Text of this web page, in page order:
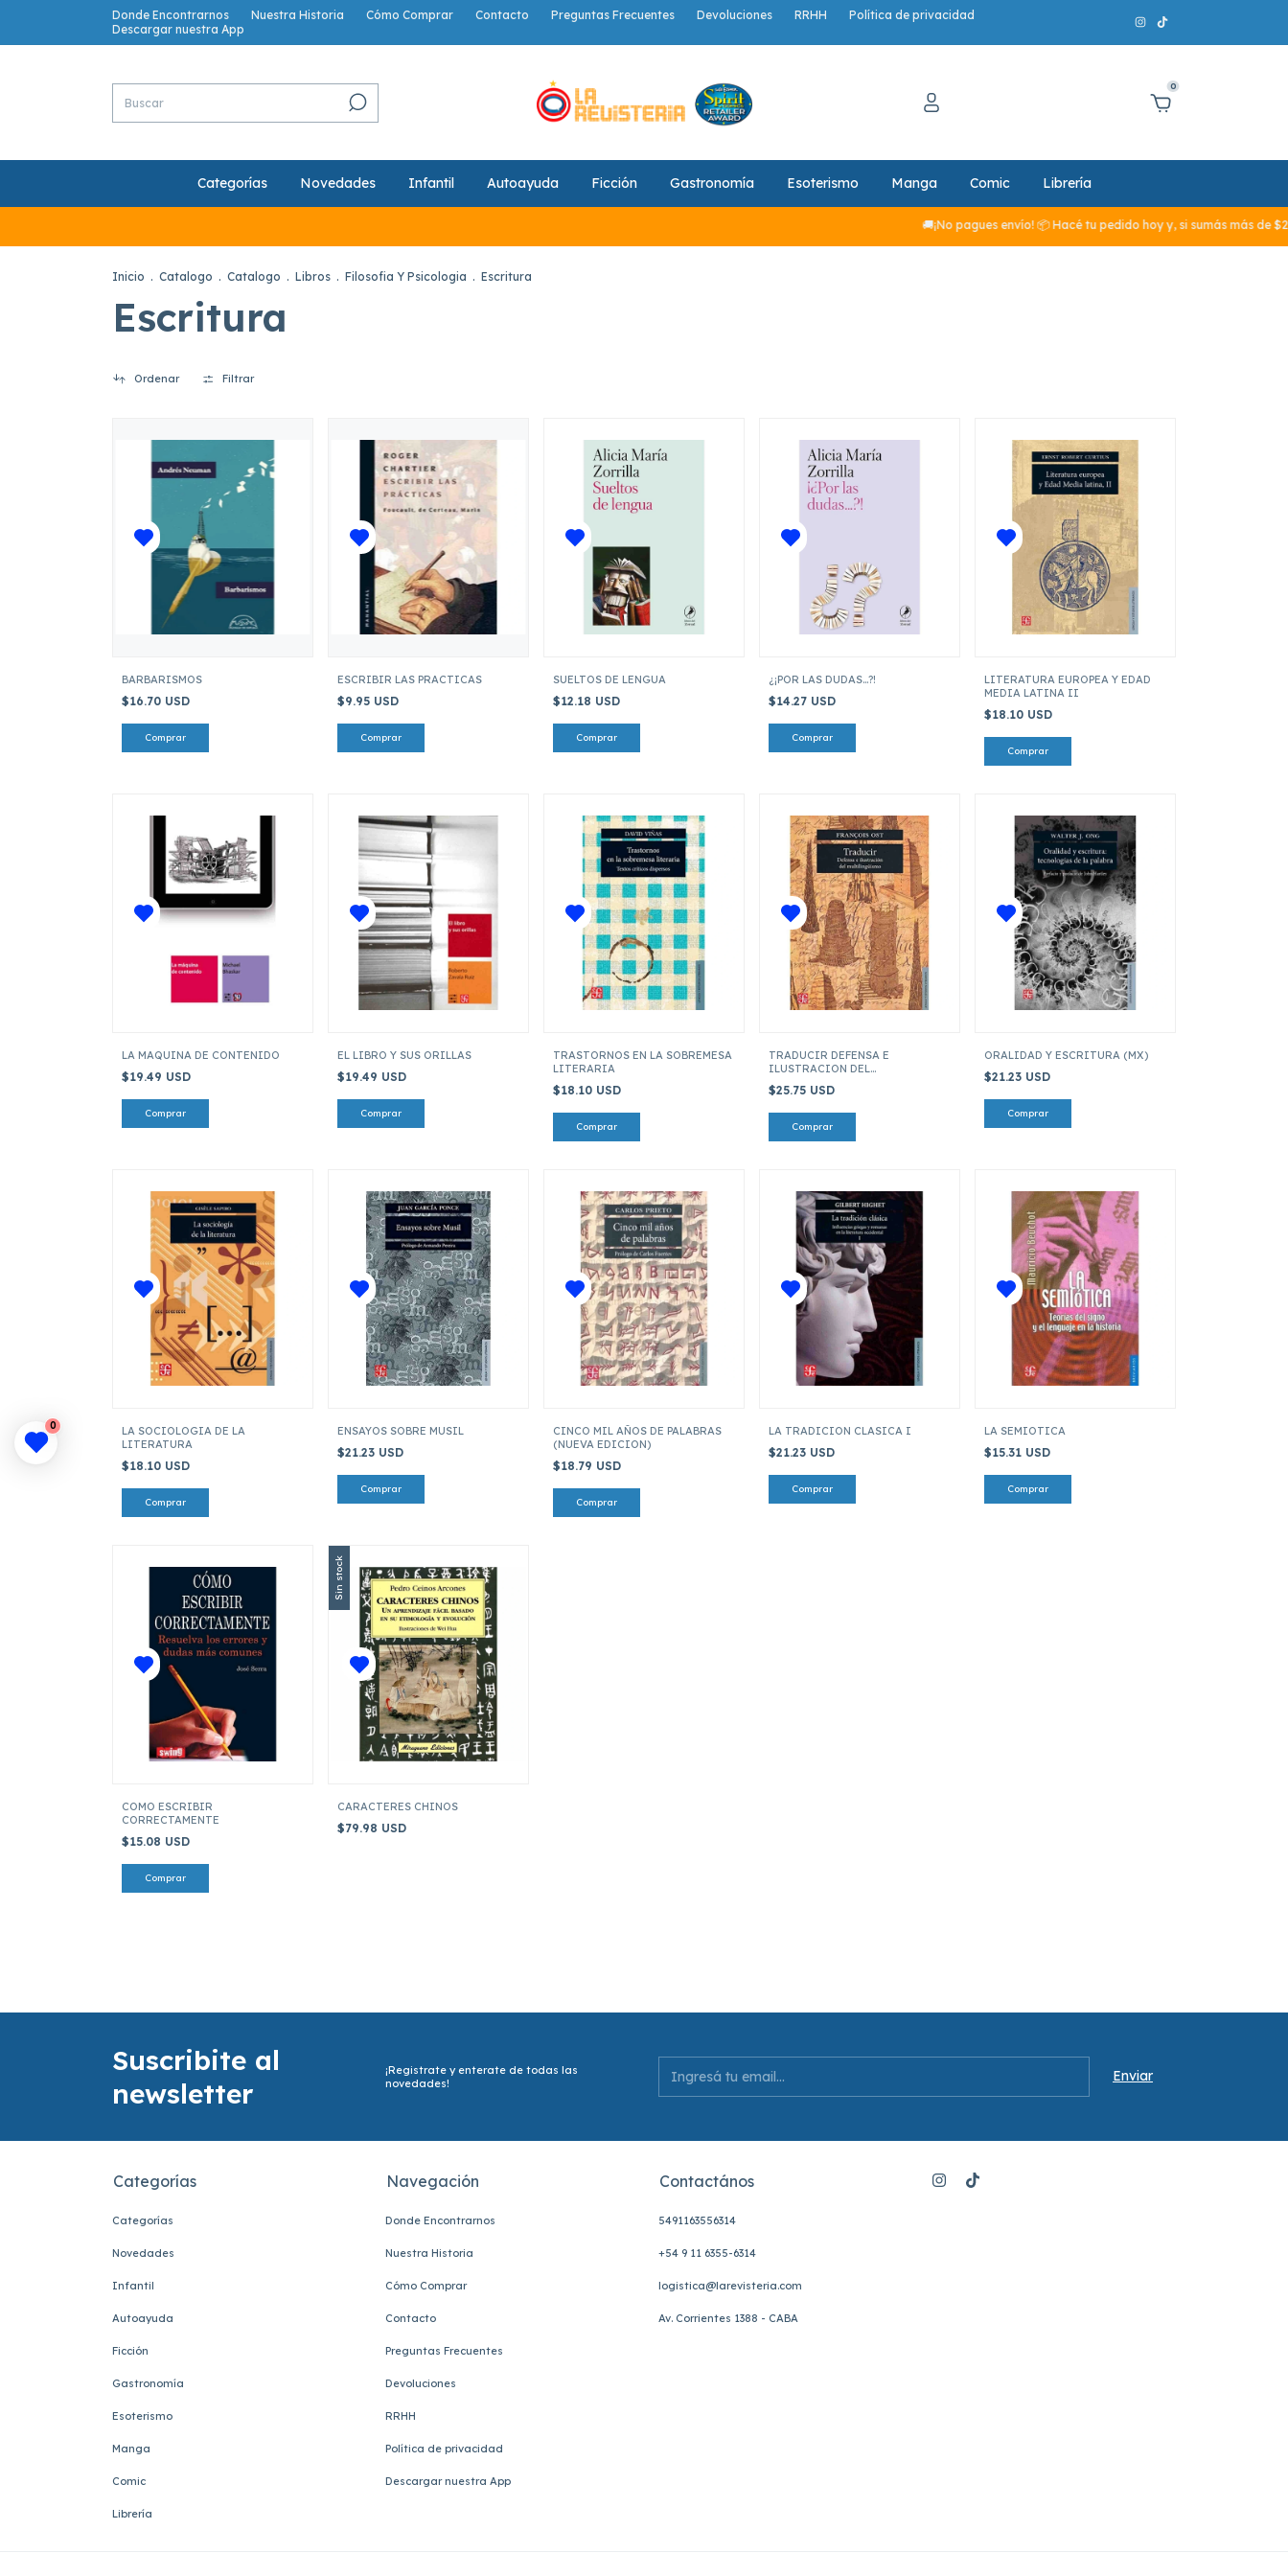
Donde Encontrarnos Nuestra Historia Cómo Comprar Contacto Preguntas Frecuentes Devoluciones RRHH
Política de privacidad
Descargar nuestra App
0
Categorías Novedades Infantil Autoayuda Ficción Gastronomía Esoterismo Manga Comic Librería
🚚¡No pagues envío! 📦 Hacé tu pedido hoy y, si sumás más de
Inicio . Catalogo . Catalogo . Libros . Filosofia Y Psicologia . Escritura
Escritura
Ordenar Filtrar
BARBARISMOS
$16.70 USD
ESCRIBIR LAS PRACTICAS
$9.95 USD
SUELTOS DE LENGUA
$12.18 USD
¿¡POR LAS DUDAS...?!
$14.27 USD
LITERATURA EUROPEA Y EDAD
MEDIA LATINA II
$18.10 USD
LA MAQUINA DE CONTENIDO
$19.49 USD
EL LIBRO Y SUS ORILLAS
$19.49 USD
TRASTORNOS EN LA SOBREMESA
LITERARIA
$18.10 USD
TRADUCIR DEFENSA E
ILUSTRACION DEL
$25.75 USD
ORALIDAD Y ESCRITURA (MX)
$21.23 USD
LA SOCIOLOGIA DE LA
LITERATURA
$18.10 USD
ENSAYOS SOBRE MUSIL
$21.23 USD
CINCO MIL AÑOS DE PALABRAS
(NUEVA EDICION)
$18.79 USD
LA TRADICION CLASICA I
$21.23 USD
LA SEMIOTICA
$15.31 USD
COMO ESCRIBIR
CORRECTAMENTE
$15.08 USD
Sin stock
CARACTERES CHINOS
$79.98 USD
Suscribite al
newsletter
¡Registrate y enterate de todas las
novedades!
Categorías
Categorías
Novedades
Infantil
Autoayuda
Ficción
Gastronomía
Esoterismo
Manga
Comic
Librería
Navegación
Donde Encontrarnos
Nuestra Historia
Cómo Comprar
Contacto
Preguntas Frecuentes
Devoluciones
RRHH
Política de privacidad
Descargar nuestra App
Contactános
5491163556314
+54 9 11 6355-6314
logistica@larevisteria.com
Av. Corrientes 1388 - CABA
0